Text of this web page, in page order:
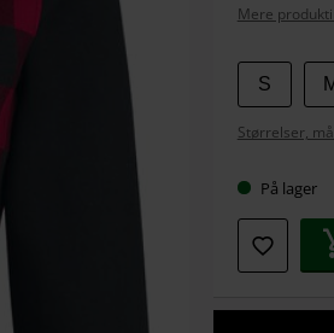
Mere
Vælg
din
S
Størrelser,
På lager